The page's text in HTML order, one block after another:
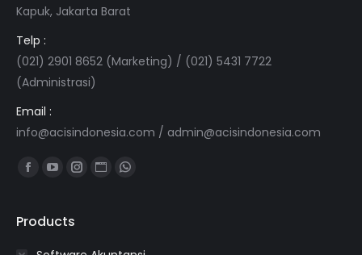
Kapuk, Jakarta Barat
Telp :
(021) 2901 8652 (Marketing) / (021) 5431 7722
(Administrasi)
Email :
info@acisindonesia.com / admin@acisindonesia.com
Find us on:
Facebook
opens
YouTube
opens
Instagram
WebsiteWhatsapp
Products